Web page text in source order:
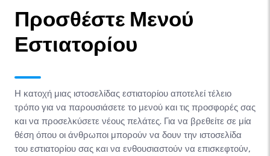
Προσθέστε Μενού
Εστιατορίου
Η κατοχή μιας ιστοσελίδας εστιατορίου αποτελεί τέλειο
τρόπο για να παρουσιάσετε το μενού και τις προσφορές σας
και να προσελκύσετε νέους πελάτες. Για να βρεθείτε σε μία
θέση όπου οι άνθρωποι μπορούν να δουν την ιστοσελίδα
του εστιατορίου σας και να ενθουσιαστούν να επισκεφτούν,